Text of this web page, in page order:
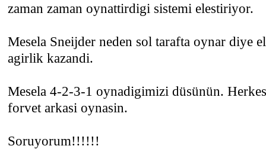
zaman zaman oynattirdigi sistemi elestiriyor.
Mesela Sneijder neden sol tarafta oynar diye
agirlik kazandi.
Mesela 4-2-3-1 oynadigimizi düsünün.
forvet arkasi oynasin.
Soruyorum!!!!!!